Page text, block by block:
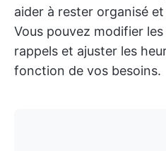
aider à rester organisé
Vous pouvez modifier
rappels et ajuster les
fonction de vos besoins.